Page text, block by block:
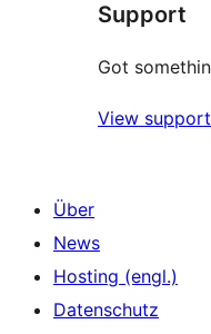
Support
Got
View
Über
News
Hosting (engl.)
Datenschutz